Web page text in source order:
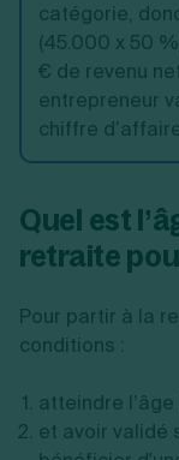
catégorie,
(45.000 x 50
€ de revenu
entrepreneur
chiffre
Quel est
retraite
Pour partir à la
conditions :
atteindre
et avoir validé